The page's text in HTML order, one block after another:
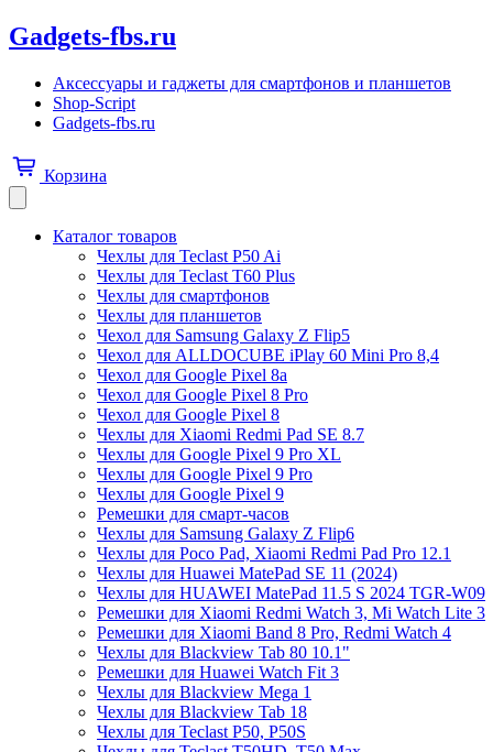
Gadgets-fbs.ru
Аксессуары и гаджеты для смартфонов и планшетов
Shop-Script
Gadgets-fbs.ru
Корзина
Каталог товаров
Чехлы для Teclast P50 Ai
Чехлы для Teclast T60 Plus
Чехлы для смартфонов
Чехлы для планшетов
Чехол для Samsung Galaxy Z Flip5
Чехол для ALLDOCUBE iPlay 60 Mini Pro 8,4
Чехол для Google Pixel 8a
Чехол для Google Pixel 8 Pro
Чехол для Google Pixel 8
Чехлы для Xiaomi Redmi Pad SE 8.7
Чехлы для Google Pixel 9 Pro XL
Чехлы для Google Pixel 9 Pro
Чехлы для Google Pixel 9
Ремешки для смарт-часов
Чехлы для Samsung Galaxy Z Flip6
Чехлы для Poco Pad, Xiaomi Redmi Pad Pro 12.1
Чехлы для Huawei MatePad SE 11 (2024)
Чехлы для HUAWEI MatePad 11.5 S 2024 TGR-W09
Ремешки для Xiaomi Redmi Watch 3, Mi Watch Lite 3
Ремешки для Xiaomi Band 8 Pro, Redmi Watch 4
Чехлы для Blackview Tab 80 10.1"
Ремешки для Huawei Watch Fit 3
Чехлы для Blackview Mega 1
Чехлы для Blackview Tab 18
Чехлы для Teclast P50, P50S